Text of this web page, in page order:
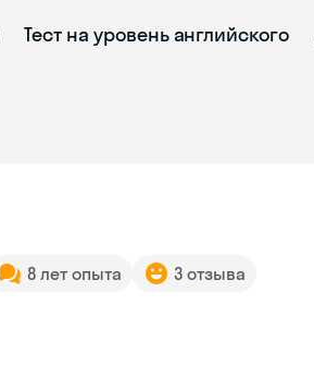
Тест на уровень английского
8 лет опыта 3 отзыва